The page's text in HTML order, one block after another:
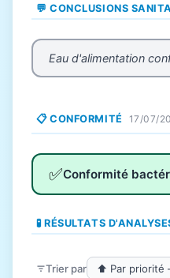
💬 CONCLUSIONS
Eau d'alimentation
📋 CONFORMITÉ 17/07/
✅Conformité
🧪 RÉSULTATS
Trier par